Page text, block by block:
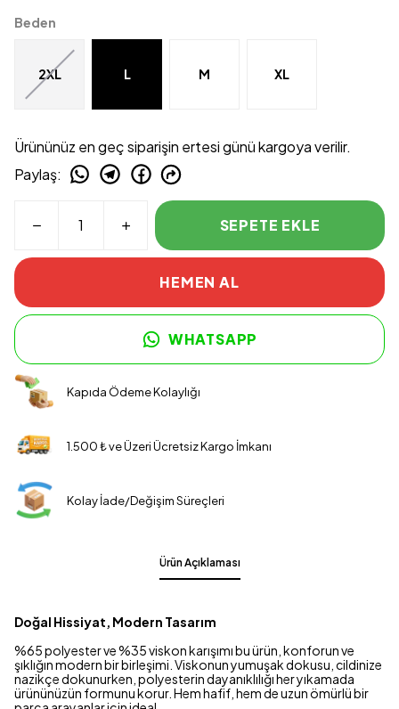
Beden
2XL L M XL
Ürününüz en geç siparişin ertesi günü kargoya verilir.
Paylaş:
SEPETE EKLE
HEMEN AL
WHATSAPP
Kapıda Ödeme Kolaylığı
1.500 ₺ ve Üzeri Ücretsiz Kargo İmkanı
Kolay İade/Değişim Süreçleri
Ürün Açıklaması
Doğal Hissiyat, Modern Tasarım
%65 polyester ve %35 viskon karışımı bu ürün, konforun ve
şıklığın modern bir birleşimi. Viskonun yumuşak dokusu, cildinize
nazikçe dokunurken, polyesterin dayanıklılığı her yıkamada
ürününüzün formunu korur. Hem hafif, hem de uzun ömürlü bir